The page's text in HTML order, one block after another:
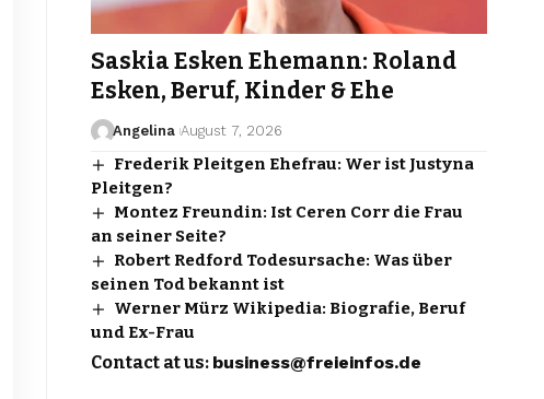
Saskia Esken Ehemann: Roland
Esken, Beruf, Kinder & Ehe
Angelina August 7, 2026
Frederik Pleitgen Ehefrau: Wer ist Justyna
Pleitgen?
Montez Freundin: Ist Ceren Corr die Frau
an seiner Seite?
Robert Redford Todesursache: Was über
seinen Tod bekannt ist
Werner Mürz Wikipedia: Biografie, Beruf
und Ex-Frau
Contact at us: business@freieinfos.de